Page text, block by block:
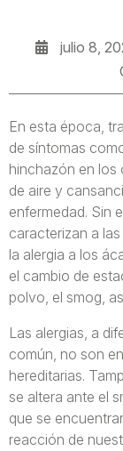
julio 8,
En esta época,
de síntomas
hinchazón en los
de aire y
enfermedad. Sin
caracterizan a
la alergia a los
el cambio de
polvo, el smog,
Las alergias, a
común, no son
hereditarias.
se altera ante el
que se
reacción de